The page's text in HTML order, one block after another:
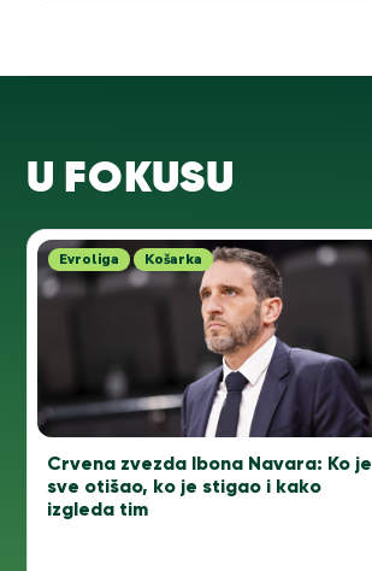
U FOKUSU
Evroliga Košarka
Crvena zvezda Ibona Navara: Ko je
sve otišao, ko je stigao i kako
izgleda tim